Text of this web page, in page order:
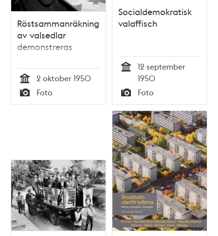
Röstsammanräkning
av valsedlar
demonstreras
Tid
2 oktober 1950
Typ
Foto
Socialdemokratisk
valaffisch
12 september
1950
Typ
Foto